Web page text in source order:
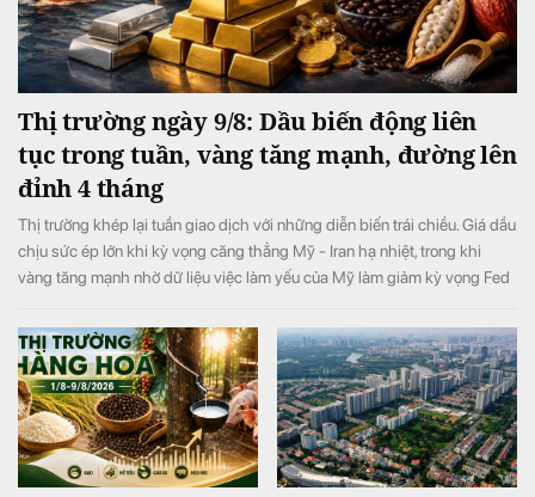
Thị trường ngày 9/8: Dầu biến động liên
tục trong tuần, vàng tăng mạnh, đường lên
đỉnh 4 tháng
Thị trường khép lại tuần giao dịch với những diễn biến trái chiều. Giá dầu
chịu sức ép lớn khi kỳ vọng căng thẳng Mỹ - Iran hạ nhiệt, trong khi
vàng tăng mạnh nhờ dữ liệu việc làm yếu của Mỹ làm giảm kỳ vọng Fed
nhất 4 tháng do lo ngại nguồn cung thiếu hụt, còn cacao và cà phê diễn
biến phân hóa.